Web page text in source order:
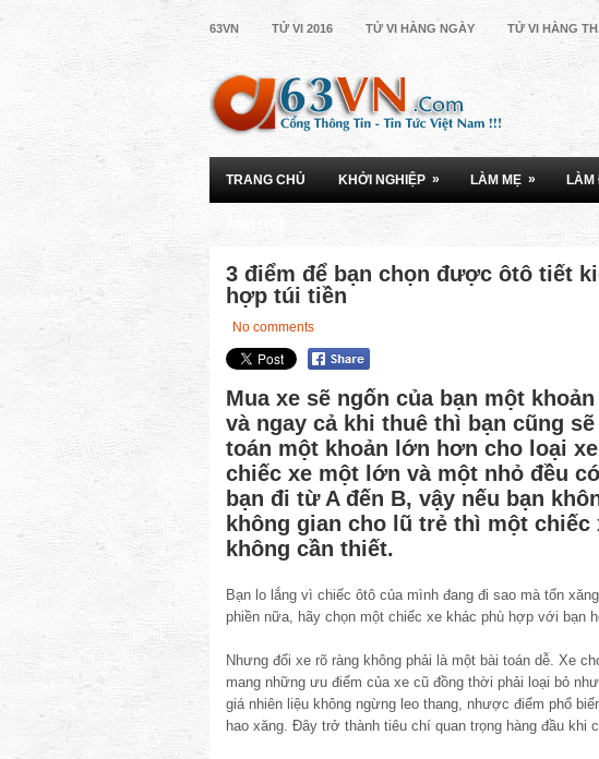
63VN TỬ VI 2016 TỬ VI HÀNG NGÀY TỬ VI HÀNG
TRANG CHỦ KHỞI NGHIỆP » LÀM MẸ » LÀM
3 điểm để bạn chọn được ôtô tiết
hợp túi tiền
No comments
Mua xe sẽ ngốn của bạn một
và ngay cả khi thuê thì bạn cũng
toán một khoản lớn hơn cho loại
chiếc xe một lớn và một nhỏ đều
bạn đi từ A đến B, vậy nếu bạn
không gian cho lũ trẻ thì một chiếc
không cần thiết.
Bạn lo lắng vì chiếc ôtô của mình đang đi sao mà tốn
phiền nữa, hãy chọn một chiếc xe khác phù hợp với bạn
Nhưng đổi xe rõ ràng không phải là một bài toán dễ. Xe
mang những ưu điểm của xe cũ đồng thời phải loại bỏ
giá nhiên liệu không ngừng leo thang, nhược điểm phổ
hao xăng. Đây trở thành tiêu chí quan trọng hàng đầu khi